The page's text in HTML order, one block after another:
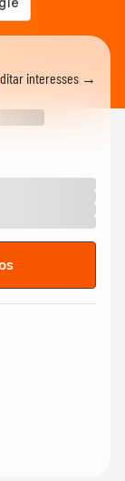
interesses →